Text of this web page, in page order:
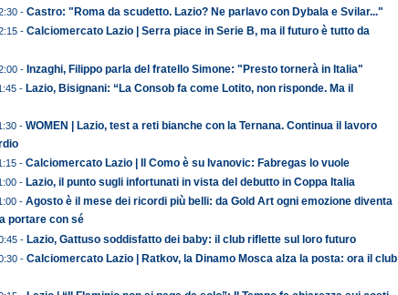
- Castro: "Roma da scudetto. Lazio? Ne parlavo con Dybala e Svilar..."
- Calciomercato Lazio | Serra piace in Serie B, ma il futuro è tutto da
- Inzaghi, Filippo parla del fratello Simone: "Presto tornerà in Italia"
- Lazio, Bisignani: “La Consob fa come Lotito, non risponde. Ma il
- WOMEN | Lazio, test a reti bianche con la Ternana. Continua il lavoro
- Calciomercato Lazio | Il Como è su Ivanovic: Fabregas lo vuole
- Lazio, il punto sugli infortunati in vista del debutto in Coppa Italia
- Agosto è il mese dei ricordi più belli: da Gold Art ogni emozione diventa
portare con sé
- Lazio, Gattuso soddisfatto dei baby: il club riflette sul loro futuro
- Calciomercato Lazio | Ratkov, la Dinamo Mosca alza la posta: ora il club